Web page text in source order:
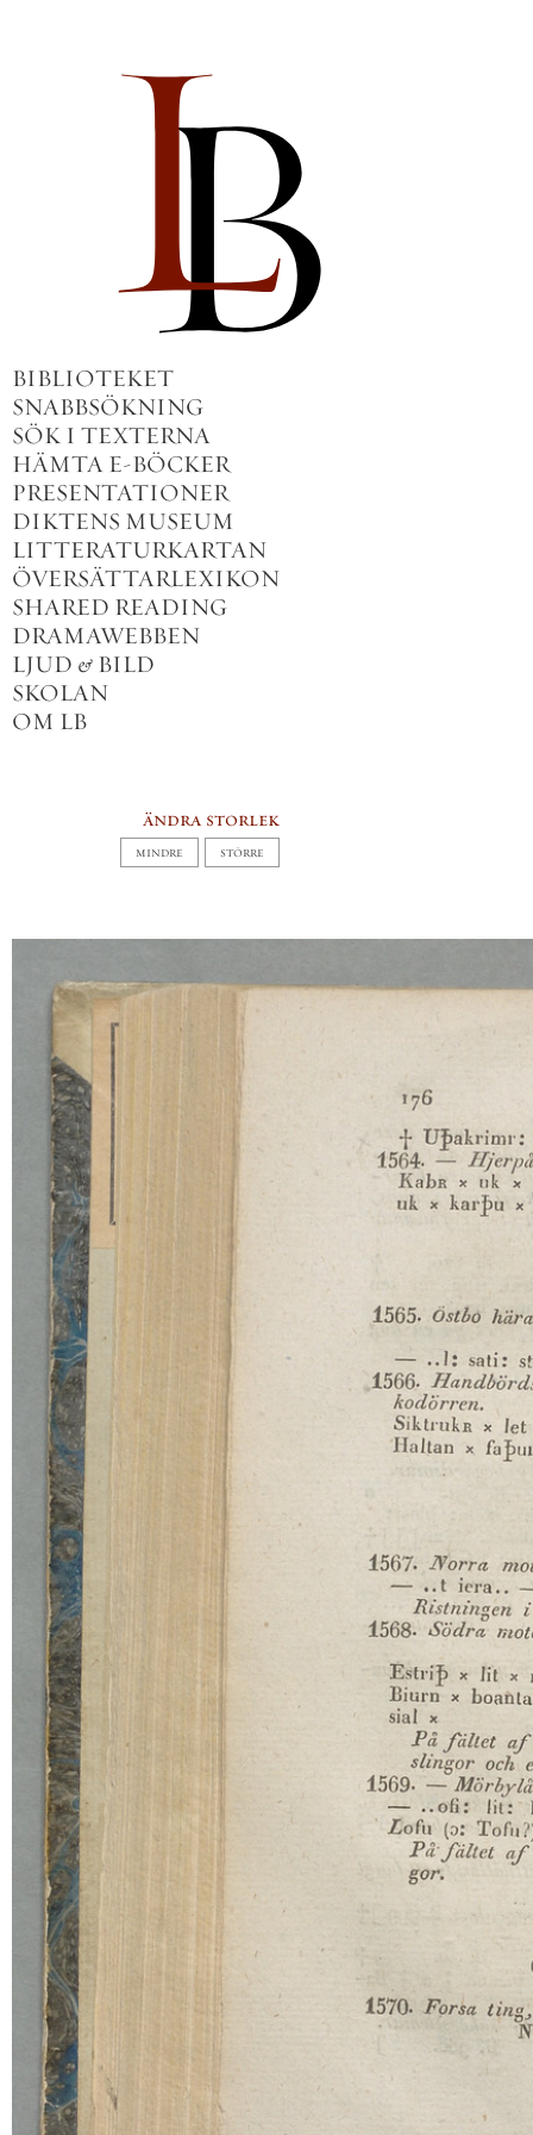
BIBLIOTEKET
SNABBSÖKNING
SÖK I TEXTERNA
HÄMTA E-BÖCKER
PRESENTATIONER
DIKTENS MUSEUM
LITTERATURKARTAN
ÖVERSÄTTARLEXIKON
SHARED READING
DRAMAWEBBEN
LJUD & BILD
SKOLAN
OM LB
ändra storlek
MINDRE STÖRRE